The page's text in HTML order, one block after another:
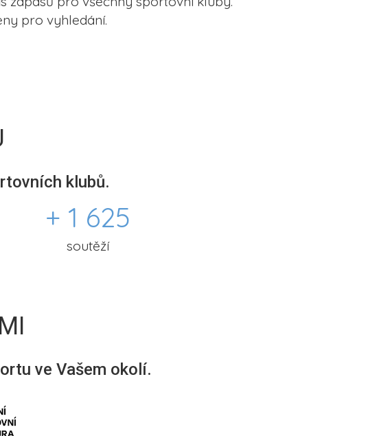
pro vyhledání.
klubů.
+ 1 625
soutěží
ve Vašem okolí.